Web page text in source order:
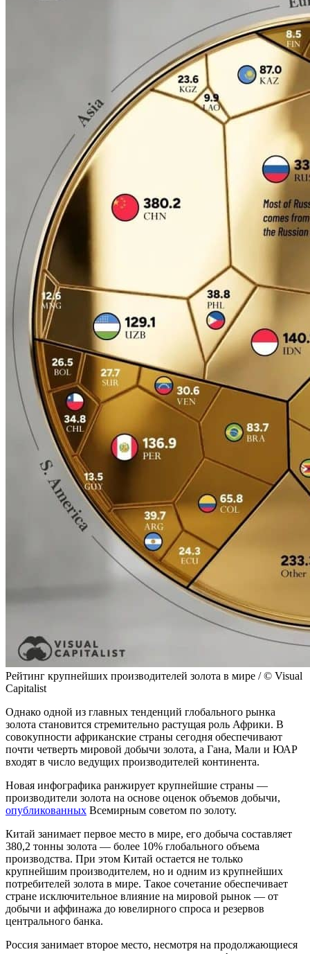
Рейтинг крупнейших производителей золота в мире / © Visual
Capitalist
Однако одной из главных тенденций глобального рынка
золота становится стремительно растущая роль Африки. В
совокупности африканские страны сегодня обеспечивают
почти четверть мировой добычи золота, а Гана, Мали и ЮАР
входят в число ведущих производителей континента.
Новая инфографика ранжирует крупнейшие страны —
производители золота на основе оценок объемов добычи,
опубликованных Всемирным советом по золоту.
Китай занимает первое место в мире, его добыча составляет
380,2 тонны золота — более 10% глобального объема
производства. При этом Китай остается не только
крупнейшим производителем, но и одним из крупнейших
потребителей золота в мире. Такое сочетание обеспечивает
стране исключительное влияние на мировой рынок — от
добычи и аффинажа до ювелирного спроса и резервов
центрального банка.
Россия занимает второе место, несмотря на продолжающиеся